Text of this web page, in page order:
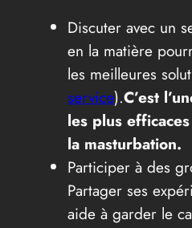
Discuter avec un
en la matière
les meilleures
service).C’est
les plus
la masturbation.
Participer à des
Partager ses
aide à garder le